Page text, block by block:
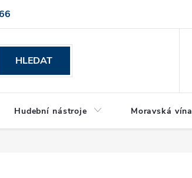
HLEDAT
Hudební nástroje Moravská vína